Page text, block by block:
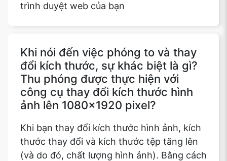
trình duyệt web của bạn
Khi nói đến việc phóng to và thay
đổi kích thước, sự khác biệt là gì?
Thu phóng được thực hiện với
công cụ thay đổi kích thước hình
ảnh lên 1080x1920 pixel?
Khi bạn thay đổi kích thước hình ảnh, kích
thước thay đổi và kích thước tệp tăng lên
(và do đó, chất lượng hình ảnh). Bằng cách